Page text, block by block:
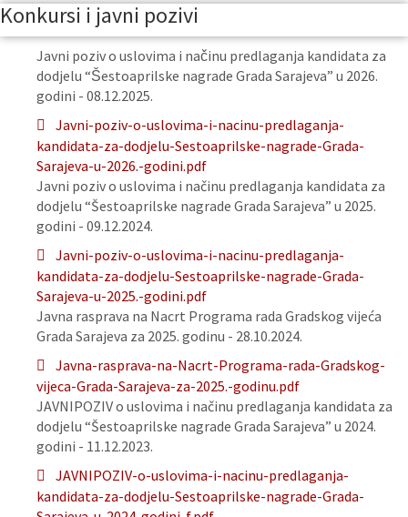
Konkursi i javni pozivi
Javni poziv o uslovima i načinu predlaganja kandidata za
dodjelu “Šestoaprilske nagrade Grada Sarajeva” u 2026.
godini - 08.12.2025.
Javni-poziv-o-uslovima-i-nacinu-predlaganja-
kandidata-za-dodjelu-Sestoaprilske-nagrade-Grada-
Sarajeva-u-2026.-godini.pdf
Javni poziv o uslovima i načinu predlaganja kandidata za
dodjelu “Šestoaprilske nagrade Grada Sarajeva” u 2025.
godini - 09.12.2024.
Javni-poziv-o-uslovima-i-nacinu-predlaganja-
kandidata-za-dodjelu-Sestoaprilske-nagrade-Grada-
Sarajeva-u-2025.-godini.pdf
Javna rasprava na Nacrt Programa rada Gradskog vijeća
Grada Sarajeva za 2025. godinu - 28.10.2024.
Javna-rasprava-na-Nacrt-Programa-rada-Gradskog-
vijeca-Grada-Sarajeva-za-2025.-godinu.pdf
JAVNIPOZIV o uslovima i načinu predlaganja kandidata za
dodjelu “Šestoaprilske nagrade Grada Sarajeva” u 2024.
godini - 11.12.2023.
JAVNIPOZIV-o-uslovima-i-nacinu-predlaganja-
kandidata-za-dodjelu-Sestoaprilske-nagrade-Grada-